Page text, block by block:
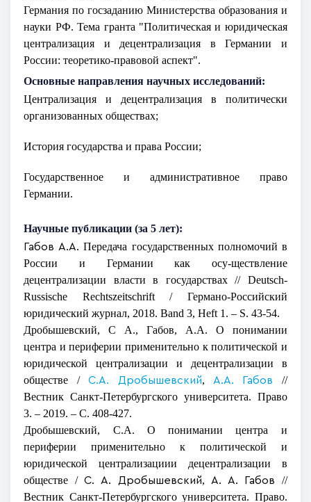
Германия по госзаданию Министерства образования и
науки РФ. Тема гранта "Политическая и юридическая
централизация и децентрализация в Германии и
России: теоретико-правовой аспект".
Основные направления научных исследований:
Централизация и децентрализация в политически
организованных обществах;
История государства и права России;
Государственное и административное право
Германии.
Научные публикации (за 5 лет):
Габов А.А. Передача государственных полномочий в
России и Германии как осу-ществление
децентрализации власти в государствах // Deutsch-
Russische Rechtszeitschrift / Германо-Российский
юридический журнал, 2018. Band 3, Heft 1. – S. 43-54.
Дробышевский, С А., Габов, А.А. О понимании
центра и периферии применительно к политической и
юридической централизации и децентрализации в
обществе /С.А. Дробышевский, А.А. Габов
//
Вестник Санкт-Петербургского университета. Право
3. – 2019. – С. 408-427.
Дробышевский, С.А. О понимании центра и
периферии применительно к политической и
юридической централизациии децентрализации в
обществе / С. А. Дробышевский, А. А. Габов
//
Вестник Санкт-Петербургского университета. Право.